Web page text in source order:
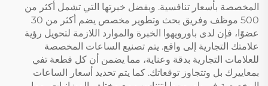
المخصصة بأسعار تنافسية. وبفضل خبرتها التي تشمل أكثر من
500 موظف وفريق بحث وتطوير مخصص يضم أكثر من 30
عضوًا، فإن لدى باورويهوا الخبرة والموارد اللازمة لتحويل رؤية
علامتك التجارية إلى واقع. يتم تصنيع الساعات المخصصة
للعلامات التجارية بدقة وعناية، مما يضمن أن كل قطعة تفي
بمعاييرك بل وتتجاوز توقعاتك. كما يتم تحديد أسعار الساعات